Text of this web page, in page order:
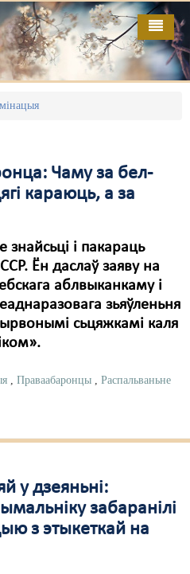
Чаму за бел-
караюць, а за
знайсьці і пакараць
Ён даслаў заяву на
аблвыканкаму і
зьяўленьня
сьцяжкамі каля
, Праваабаронцы , Распальваньне
у дзеяньні:
забаранілі
з этыкеткай на